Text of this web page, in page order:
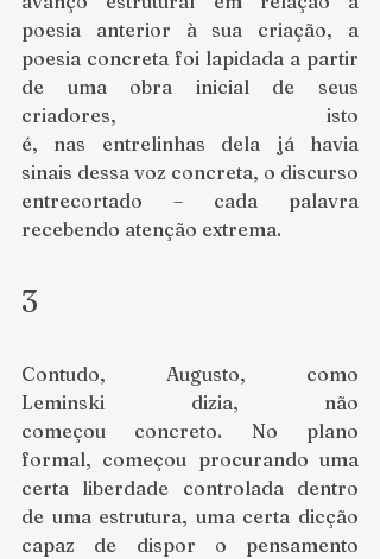
poesia anterior à sua criação, a
poesia concreta foi lapidada a partir
de uma obra inicial de seus
criadores, isto
é, nas entrelinhas dela já havia
sinais dessa voz concreta, o discurso
entrecortado – cada palavra
recebendo atenção extrema.
3
Contudo, Augusto, como
Leminski dizia, não
começou concreto. No plano
formal, começou procurando uma
certa liberdade controlada dentro
de uma estrutura, uma certa dicção
capaz de dispor o pensamento